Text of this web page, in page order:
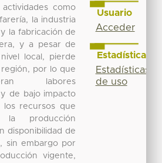
como
la industria
la fabricación de
y a pesar de
local, pierde
por lo que
labores
de bajo impacto
recursos que
la producción
disponibilidad de
sin embargo por
vigente,
Usuario
Acceder
Estadísticas
Estadísticas
de uso